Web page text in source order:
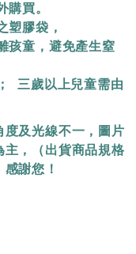
買。
塑膠袋，
孩童，避免產生窒
三歲以上兒童需由
度及光線不一，圖片
，（出貨商品規格
謝您！